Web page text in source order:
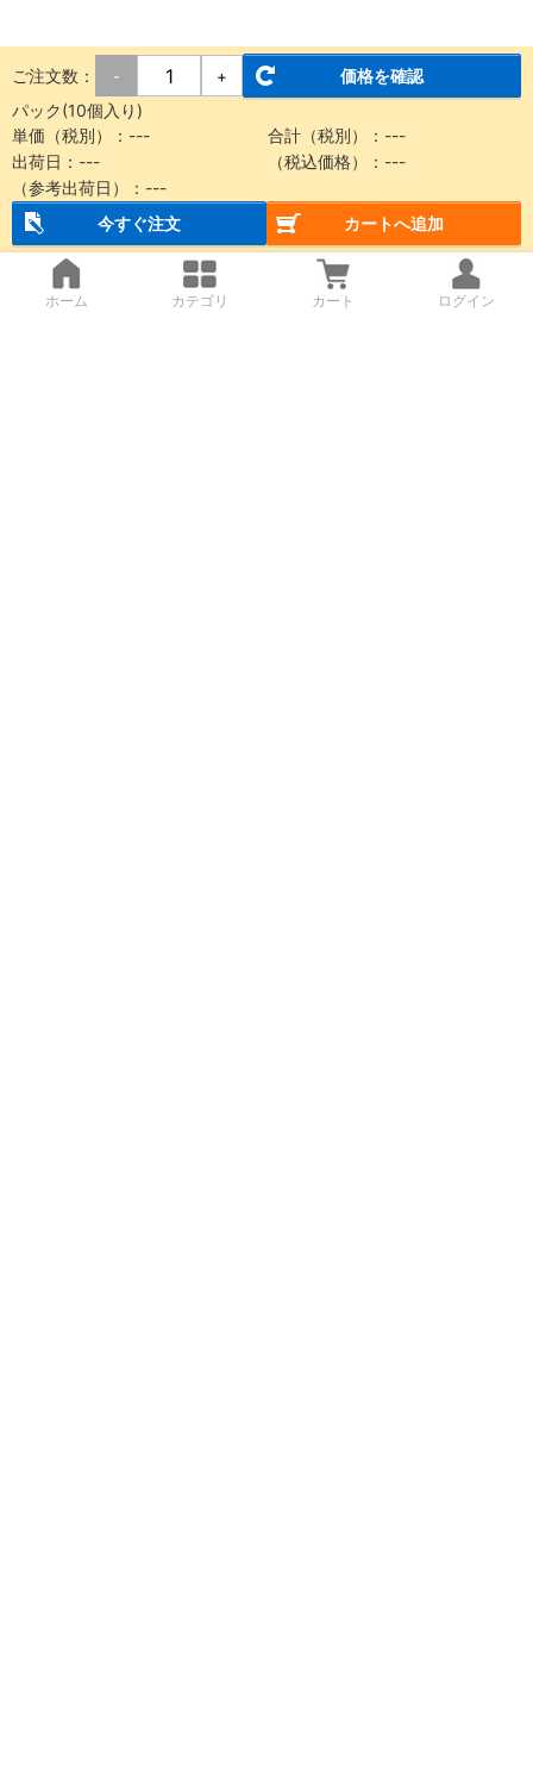
ご注文数： - +
価格を確認
パック(10個入り)
単価（税別）：---
合計（税別）：---
出荷日：---
（税込価格）：---
（参考出荷日）：---
今すぐ注文
カートへ追加
ホーム カテゴリ カート ログイン